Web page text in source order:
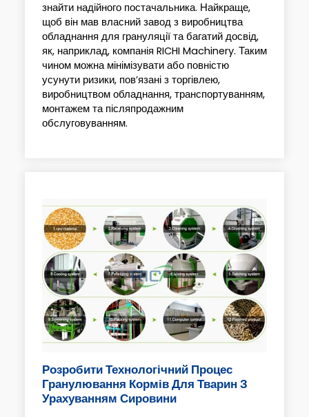
знайти надійного постачальника. Найкраще,
щоб він мав власний завод з виробництва
обладнання для грануляції та багатий досвід,
як, наприклад, компанія RICHI Machinery. Таким
чином можна мінімізувати або повністю
усунути ризики, пов’язані з торгівлею,
виробництвом обладнання, транспортуванням,
монтажем та післяпродажним
обслуговуванням.
Розробити Технологічний Процес
Гранулювання Кормів Для Тварин З
Урахуванням Сировини